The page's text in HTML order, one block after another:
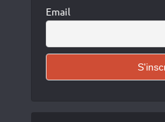
Email